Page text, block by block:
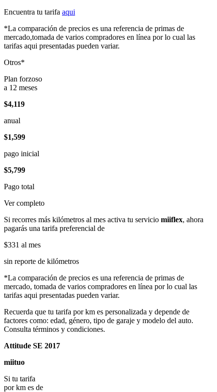
Encuentra tu tarifa aqui
*La comparación de precios es una referencia de primas de
mercado,tomada de varios compradores en línea por lo cual las
tarifas aqui presentadas pueden variar.
Otros*
Plan forzoso
a 12 meses
$4,119
anual
$1,599
pago inicial
$5,799
Pago total
Ver completo
Si recorres más kilómetros al mes activa tu servicio miiflex, ahora
pagarás una tarifa preferencial de
$331 al mes
sin reporte de kilómetros
*La comparación de precios es una referencia de primas de
mercado, tomada de varios compradores en línea por lo cual las
tarifas aqui presentadas pueden variar.
Recuerda que tu tarifa por km es personalizada y depende de
factores como: edad, género, tipo de garaje y modelo del auto.
Consulta términos y condiciones.
Attitude SE 2017
miituo
Si tu tarifa
por km es de